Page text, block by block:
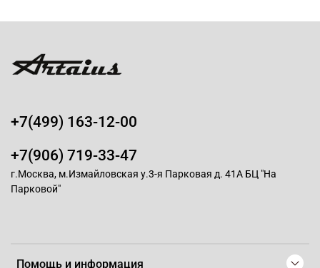
Помощь и информация
+7(499) 163-12-00
+7(906) 719-33-47
г.Москва, м.Измайловская у.3-я Парковая д. 41А БЦ "На
Парковой"